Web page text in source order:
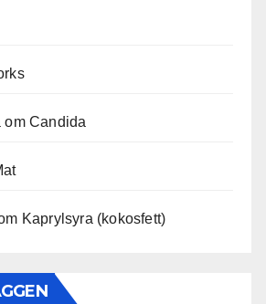
om Candida
Kaprylsyra (kokosfett)